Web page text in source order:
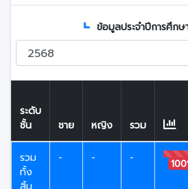
ข้อมูลประจำปีการศึกษ
ระดับ
ชั้น
ชาย หญิง รวม
รวม
ทั้ง
- - -